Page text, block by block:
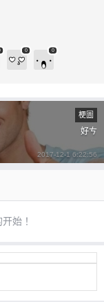
0 0
梗圖
好ㄘ
2017-12-1 6:22:56
始！